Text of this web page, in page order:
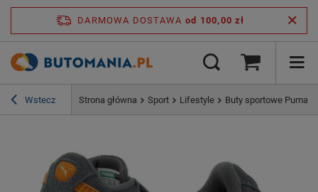
DARMOWA DOSTAWA od 100,00 zł
Wstecz Strona główna Sport Lifestyle Buty sportowe Puma